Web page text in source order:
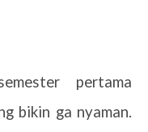
pertama
bikin ga nyaman.